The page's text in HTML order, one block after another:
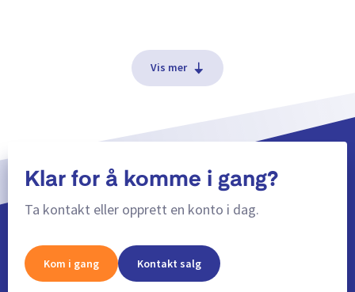
Vis mer
Klar for å komme i gang?
Ta kontakt eller opprett en konto i dag.
Kom i gang Kontakt salg